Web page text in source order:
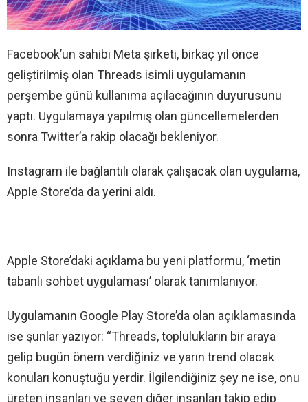
Facebook’un sahibi Meta şirketi, birkaç yıl önce
geliştirilmiş olan Threads isimli uygulamanın
perşembe günü kullanıma açılacağının duyurusunu
yaptı. Uygulamaya yapılmış olan güncellemelerden
sonra Twitter’a rakip olacağı bekleniyor.
Instagram ile bağlantılı olarak çalışacak olan uygulama,
Apple Store’da da yerini aldı.
Apple Store’daki açıklama bu yeni platformu, ‘metin
tabanlı sohbet uygulaması’ olarak tanımlanıyor.
Uygulamanın Google Play Store’da olan açıklamasında
ise şunlar yazıyor: “Threads, toplulukların bir araya
gelip bugün önem verdiğiniz ve yarın trend olacak
konuları konuştuğu yerdir. İlgilendiğiniz şey ne ise, onu
üreten insanları ve seven diğer insanları takip edip